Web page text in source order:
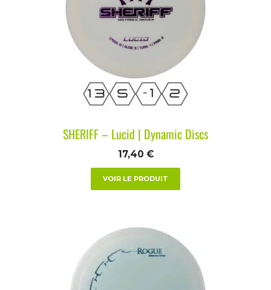
SHERIFF – Lucid | Dynamic Discs
17,40 €
VOIR LE PRODUIT